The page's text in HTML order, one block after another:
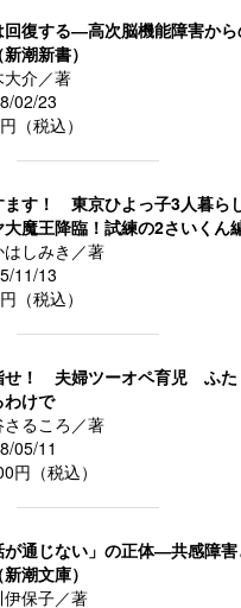
回復する―高次脳機能障害から
潮新書）
大介／著
02/23
（税込）
ます！ 東京ひよっ子3人暮
大魔王降臨！試練の2さいくん
はしみき／著
11/13
（税込）
せ！ 夫婦ツーオペ育児 ふた
わけで
さるころ／著
05/11
円（税込）
が通じない」の正体―共感障
潮文庫）
伊保子／著